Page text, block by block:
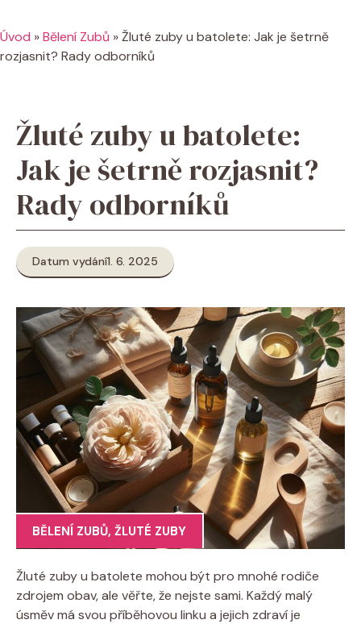
Úvod »Bělení Zubů »Žluté zuby u batolete: Jak je šetrně
rozjasnit? Rady odborníků
Žluté zuby u batolete:
Jak je šetrně rozjasnit?
Rady odborníků
Datum vydání1. 6. 2025
BĚLENÍ ZUBŮ, ŽLUTÉ ZUBY
Žluté zuby u batolete mohou být pro mnohé rodiče
zdrojem obav, ale věřte, že nejste sami. Každý malý
úsměv má svou příběhovou linku a jejich zdraví je